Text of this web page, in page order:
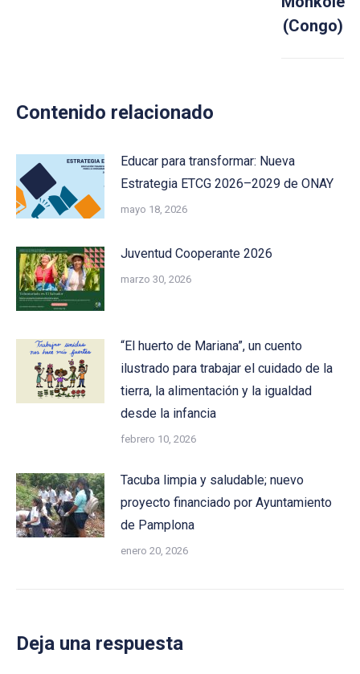
(Congo)
Contenido relacionado
Educar para transformar: Nueva
Estrategia ETCG 2026–2029 de ONAY
mayo 18, 2026
Juventud Cooperante 2026
marzo 30, 2026
“El huerto de Mariana”, un cuento
ilustrado para trabajar el cuidado de la
tierra, la alimentación y la igualdad
desde la infancia
febrero 10, 2026
Tacuba limpia y saludable; nuevo
proyecto financiado por Ayuntamiento
de Pamplona
enero 20, 2026
Deja una respuesta